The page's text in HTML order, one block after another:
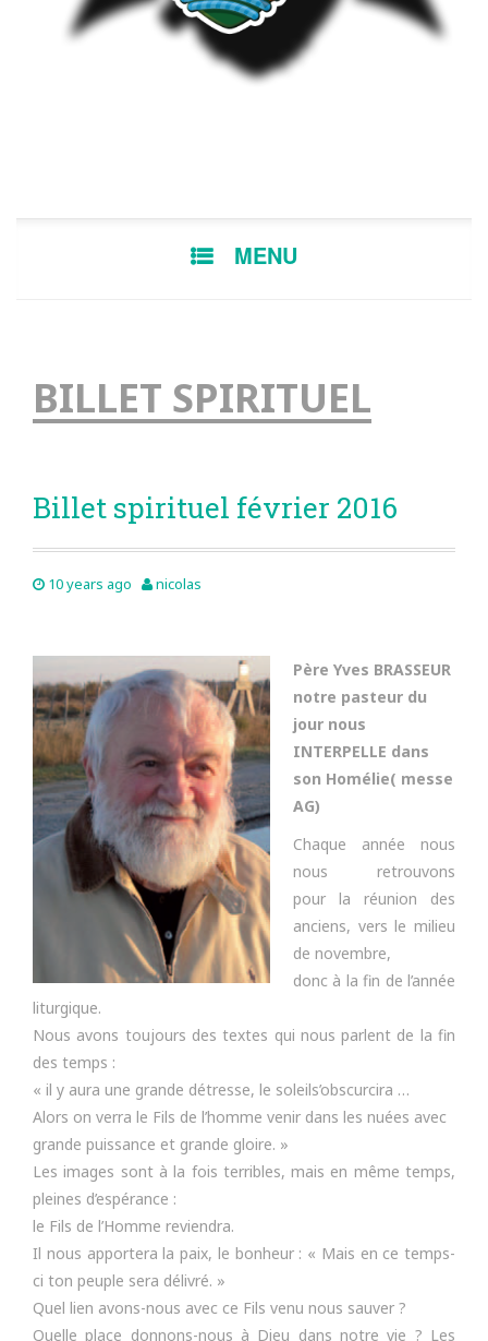
MENU
BILLET SPIRITUEL
Billet spirituel février 2016
10 years ago nicolas
Père Yves BRASSEUR
notre pasteur du
jour nous
INTERPELLE dans
son Homélie( messe
AG)
Chaque année nous
nous retrouvons
pour la réunion des
anciens, vers le milieu
de novembre,
donc à la fin de l’année
liturgique.
Nous avons toujours des textes qui nous parlent de la fin
des temps :
« il y aura une grande détresse, le soleils’obscurcira …
Alors on verra le Fils de l’homme venir dans les nuées avec
grande puissance et grande gloire. »
Les images sont à la fois terribles, mais en même temps,
pleines d’espérance :
le Fils de l’Homme reviendra.
Il nous apportera la paix, le bonheur : « Mais en ce temps-
ci ton peuple sera délivré. »
Quel lien avons-nous avec ce Fils venu nous sauver ?
Quelle place donnons-nous à Dieu dans notre vie ? Les